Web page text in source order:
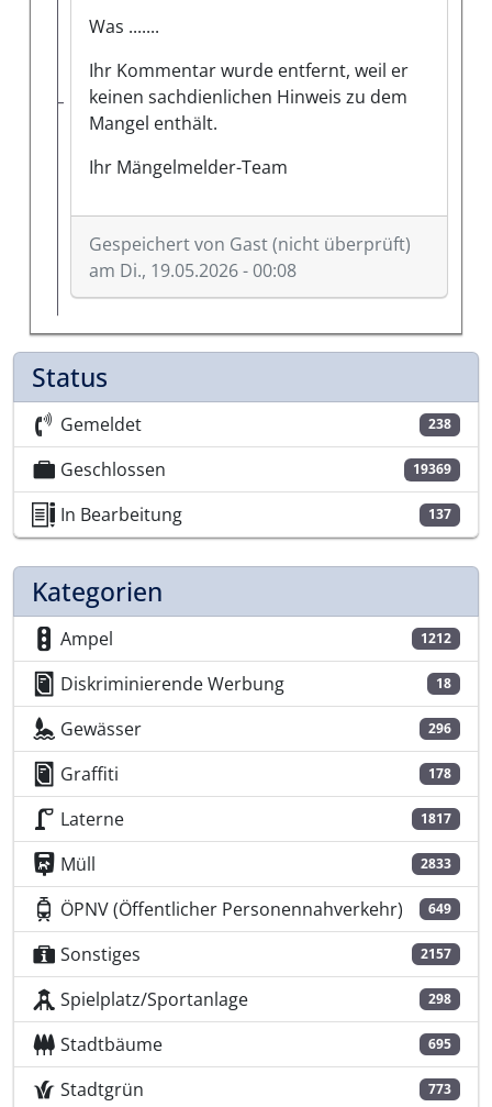
Was .......
Ihr Kommentar wurde entfernt, weil er
keinen sachdienlichen Hinweis zu dem
Mangel enthält.
Ihr Mängelmelder-Team
Gespeichert von Gast (nicht überprüft)
am Di., 19.05.2026 - 00:08
Antwort aufWie wäre es…vonGAST (nicht
Status
Gemeldet 238
Geschlossen 19369
In Bearbeitung 137
Kategorien
Ampel 1212
Diskriminierende Werbung 18
Gewässer 296
Graffiti 178
Laterne 1817
Müll 2833
ÖPNV (Öffentlicher Personennahverkehr) 649
Sonstiges 2157
Spielplatz/Sportanlage 298
Stadtbäume 695
Stadtgrün 773